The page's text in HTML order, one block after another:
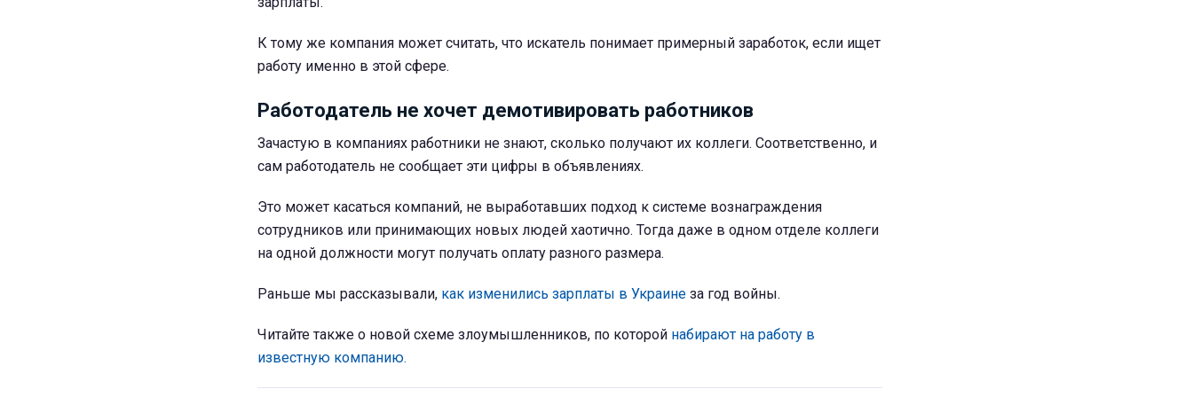
К тому же компания может считать, что искатель понимает примерный заработок, если ищет
работу именно в этой сфере.
Работодатель не хочет демотивировать работников
Зачастую в компаниях работники не знают, сколько получают их коллеги. Соответственно, и
сам работодатель не сообщает эти цифры в объявлениях.
Это может касаться компаний, не выработавших подход к системе вознаграждения
сотрудников или принимающих новых людей хаотично. Тогда даже в одном отделе коллеги
на одной должности могут получать оплату разного размера.
Раньше мы рассказывали, как изменились зарплаты в Украине за год войны.
Читайте также о новой схеме злоумышленников, по которой набирают на работу в
известную компанию.